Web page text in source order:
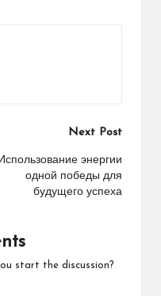
Next Post
Использование энергии
одной победы для
будущего успеха
start the discussion?